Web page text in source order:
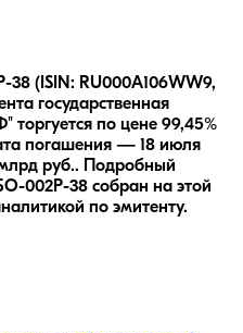
(ISIN: RU000A106WW9,
государственная
торгуется по цене 99,45%
погашения — 18 июля
руб..
Подробный
002Р-38 собран на этой
по эмитенту.